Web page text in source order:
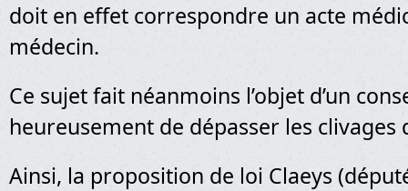
doit en effet correspondre un acte
médecin.
Ce sujet fait néanmoins l’objet d’un
heureusement de dépasser les
Ainsi, la proposition de loi Claeys